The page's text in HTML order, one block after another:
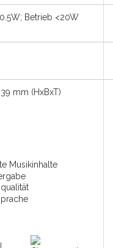
Betrieb <20W
mm (HxBxT)
Musikinhalte